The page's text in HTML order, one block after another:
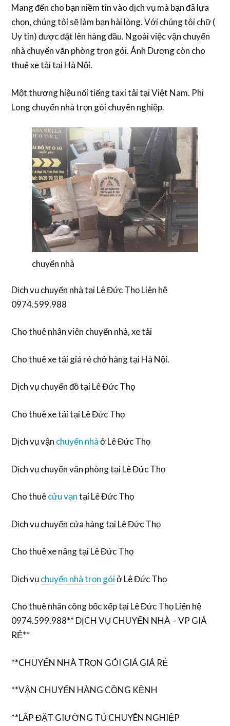
Mang đến cho bạn niềm tin vào dịch vụ mà bạn đã lựa
chọn, chúng tôi sẽ làm bạn hài lòng. Với chúng tôi chữ (
Uy tín) được đặt lên hàng đầu. Ngoài việc vận chuyển
nhà chuyển văn phòng trọn gói. Ánh Dương còn cho
thuê xe tải tại Hà Nội.
Một thương hiệu nổi tiếng taxi tải tại Việt Nam. Phi
Long chuyển nhà trọn gói chuyên nghiệp.
chuyển nhà
Dịch vụ chuyển nhà tại Lê Đức Thọ Liên hệ
0974.599.988
Cho thuê nhân viên chuyển nhà, xe tải
Cho thuê xe tải giá rẻ chở hàng tại Hà Nội.
Dịch vụ chuyển đồ tại Lê Đức Thọ
Cho thuê xe tải tại Lê Đức Thọ
Dịch vụ vận chuyển nhàở Lê Đức Thọ
Dịch vụ chuyển văn phòng tại Lê Đức Thọ
Cho thuêcửu vạntại Lê Đức Thọ
Dịch vụ chuyển cửa hàng tại Lê Đức Thọ
Cho thuê xe nâng tại Lê Đức Thọ
Dịch vụchuyển nhà trọn góiở Lê Đức Thọ
Cho thuê nhân công bốc xếp tại Lê Đức Thọ Liên hệ
0974.599.988** DỊCH VỤ CHUYỂN NHÀ – VP GIÁ
RẺ**
**CHUYỂN NHÀ TRỌN GÓI GIÁ GIÁ RẺ
**VẬN CHUYỂN HÀNG CỒNG KỀNH
**LẮP ĐẶT GIƯỜNG TỦ CHUYÊN NGHIỆP